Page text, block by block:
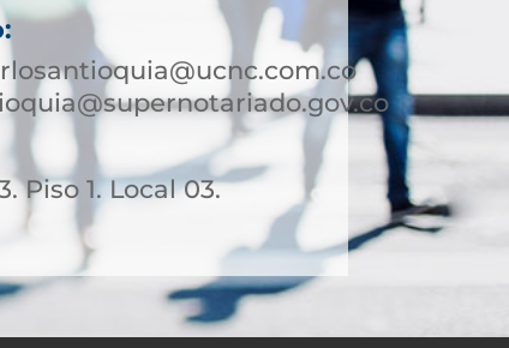
Piso 1. Local 03.